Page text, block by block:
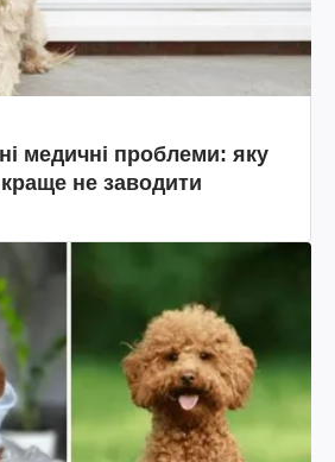
медичні проблеми: яку
не заводити